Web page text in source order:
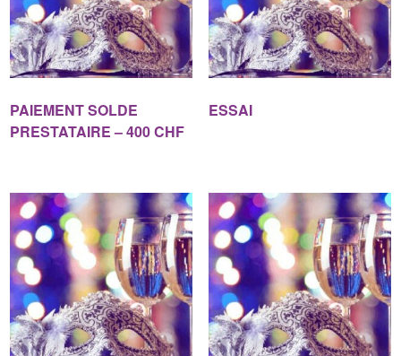
PAIEMENT SOLDE
PRESTATAIRE – 400 CHF
ESSAI